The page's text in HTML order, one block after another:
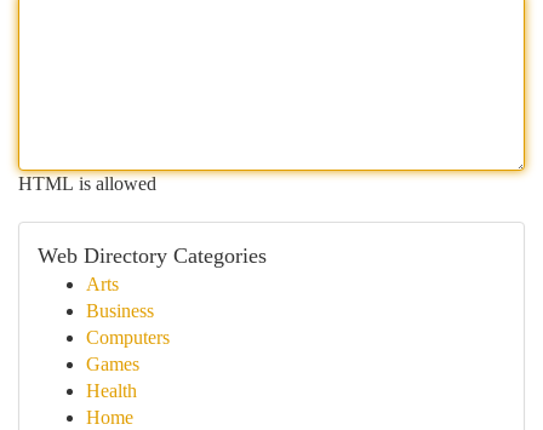
HTML is allowed
Web Directory Categories
Arts
Business
Computers
Games
Health
Home